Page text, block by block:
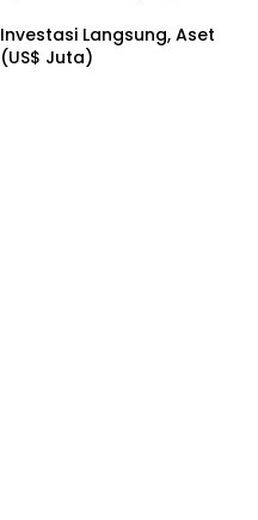
Investasi Langsung, Aset
(US$ Juta)